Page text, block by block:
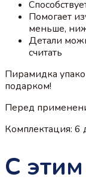
Помогает
меньше,
Детали
считать
Пирамидка
подарком!
Перед
Комплектация: 6
С